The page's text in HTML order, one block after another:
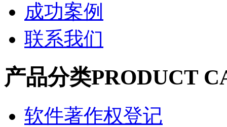
成功案例
联系我们
产品分类PRODUCT
软件著作权登记